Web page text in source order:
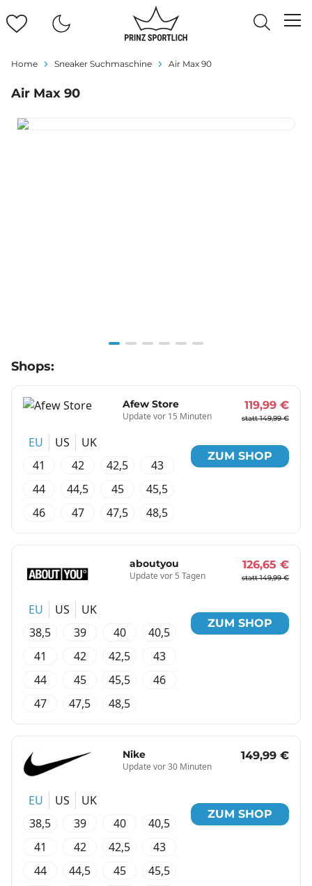
Home Sneaker Suchmaschine Air Max 90
Air Max 90
1
Shops:
Afew Store
Update vor 15 Minuten
119,99 €
statt 149,99 €
EU US
UK
41
42 42,5
43
44
44,5 45
45,5
46
47 47,5 48,5
ZUM SHOP
aboutyou
Update vor 5 Tagen
126,65 €
statt 149,99 €
EU US
UK
38,5
39 40
40,5
41
42 42,5
43
44
45 45,5
46
47
47,5 48,5
ZUM SHOP
Nike
Update vor 30 Minuten
149,99 €
EU US
UK
38,5
39 40
40,5
41
42 42,5
43
44
44,5 45
45,5
ZUM SHOP